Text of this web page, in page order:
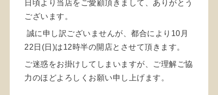
日頃より当店をご愛顧頂きまして、ありがとう
ございます。
誠に申し訳ございませんが、都合により10月
22日(日)は12時半の開店とさせて頂きます。
ご迷惑をお掛けしてしまいますが、ご理解ご協
力のほどよろしくお願い申し上げます。